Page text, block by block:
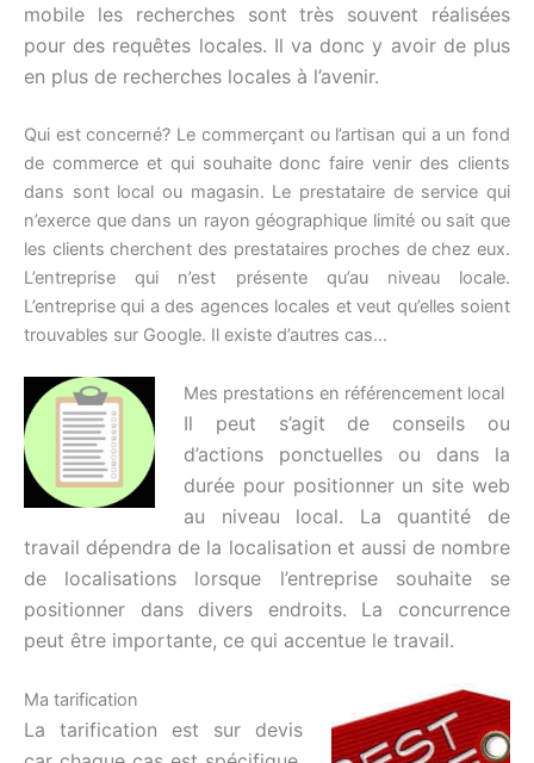
mobile les recherches sont très souvent réalisées
pour des requêtes locales. Il va donc y avoir de plus
en plus de recherches locales à l’avenir.
Qui est concerné? Le commerçant ou l’artisan qui a un fond
de commerce et qui souhaite donc faire venir des clients
dans sont local ou magasin. Le prestataire de service qui
n’exerce que dans un rayon géographique limité ou sait que
les clients cherchent des prestataires proches de chez eux.
L’entreprise qui n’est présente qu’au niveau locale.
L’entreprise qui a des agences locales et veut qu’elles soient
trouvables sur Google. Il existe d’autres cas…
Mes prestations en référencement local
Il peut s’agit de conseils ou
d’actions ponctuelles ou dans la
durée pour positionner un site web
au niveau local. La quantité de
travail dépendra de la localisation et aussi de nombre
de localisations lorsque l’entreprise souhaite se
positionner dans divers endroits. La concurrence
peut être importante, ce qui accentue le travail.
Ma tarification
La tarification est sur devis